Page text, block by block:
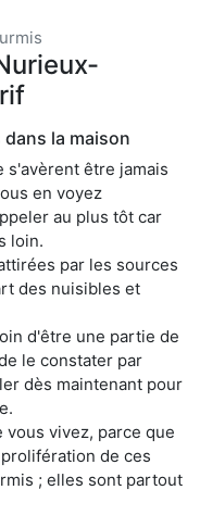
la maison
s'avèrent être jamais
en voyez
au plus tôt car
loin.
par les sources
des nuisibles et
d'être une partie de
le constater par
dès maintenant pour
vivez, parce que
de ces
; elles sont partout